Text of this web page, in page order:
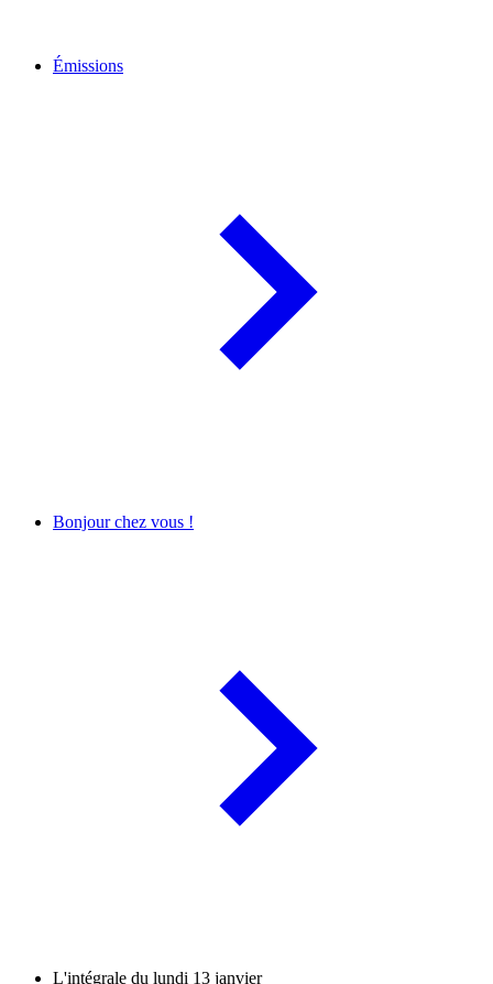
Émissions
Bonjour chez vous !
L'intégrale du lundi 13 janvier